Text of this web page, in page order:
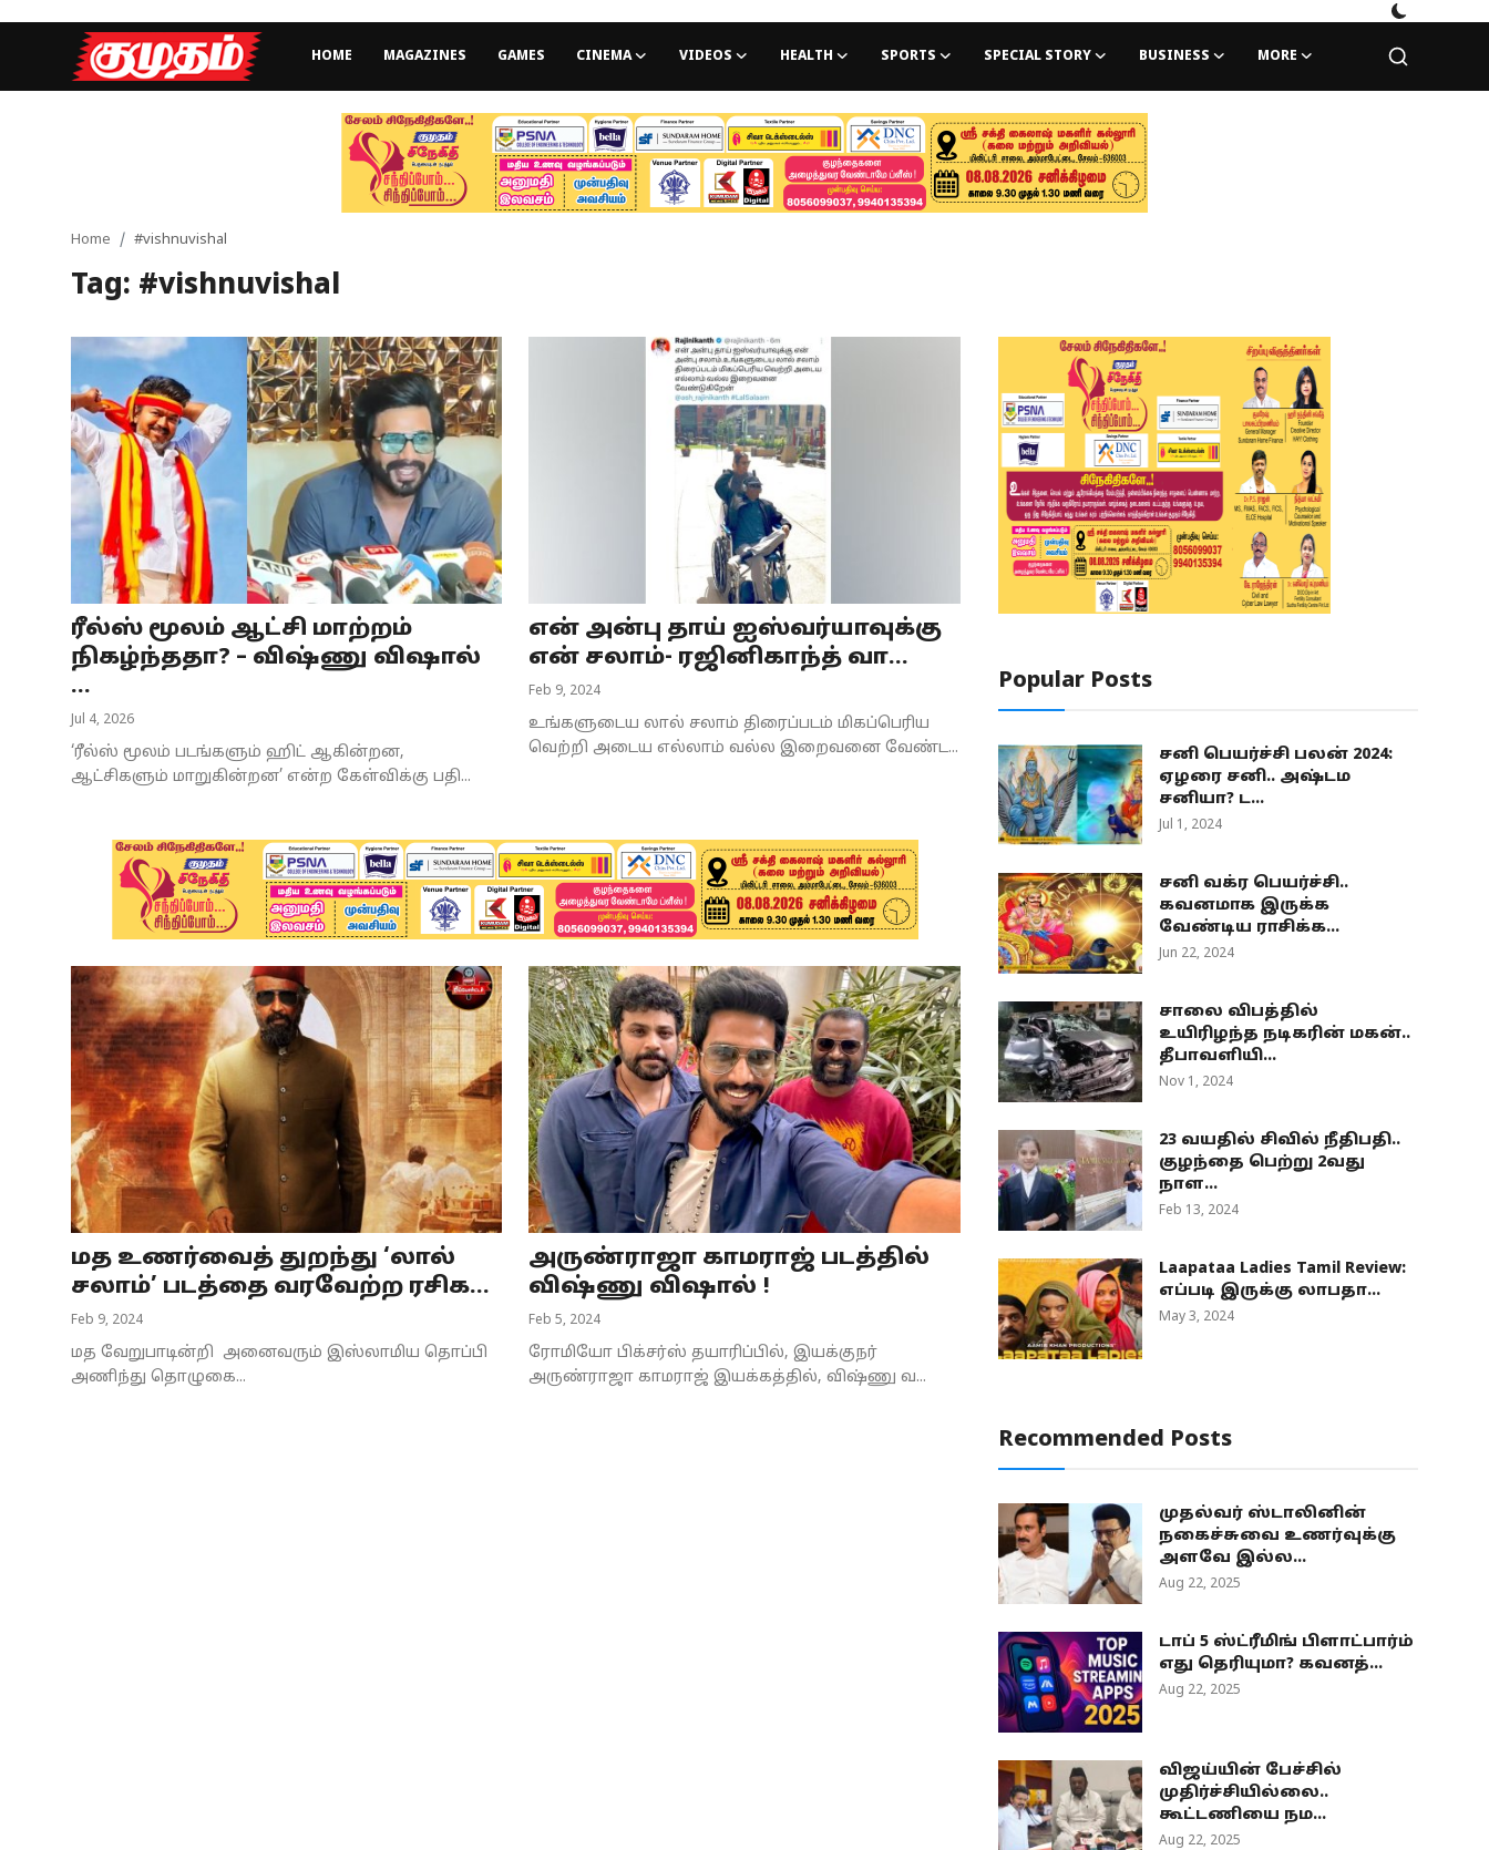
HOME MAGAZINES GAMES CINEMA VIDEOS HEALTH SPORTS SPECIAL STORY BUSINESS MORE
Games
Videos
Health
Special Story
Business
Tamilnadu
National
Astrology
Home #vishnuvishal
Tag: #vishnuvishal
ரீல்ஸ் மூலம் ஆட்சி மாற்றம்
நிகழ்ந்ததா? – விஷ்ணு விஷால்
...
Jul 4, 2026
‘ரீல்ஸ் மூலம் படங்களும் ஹிட் ஆகின்றன,
ஆட்சிகளும் மாறுகின்றன’ என்ற கேள்விக்கு பதி...
என் அன்பு தாய் ஐஸ்வர்யாவுக்கு
என் சலாம்- ரஜினிகாந்த் வா...
Feb 9, 2024
உங்களுடைய லால் சலாம் திரைப்படம் மிகப்பெரிய
வெற்றி அடைய எல்லாம் வல்ல இறைவனை வேண்ட...
மத உணர்வைத் துறந்து ‘லால்
சலாம்’ படத்தை வரவேற்ற ரசிக...
Feb 9, 2024
மத வேறுபாடின்றி அனைவரும் இஸ்லாமிய தொப்பி
அணிந்து தொழுகை...
அருண்ராஜா காமராஜ் படத்தில்
விஷ்ணு விஷால் !
Feb 5, 2024
ரோமியோ பிக்சர்ஸ் தயாரிப்பில், இயக்குநர்
அருண்ராஜா காமராஜ் இயக்கத்தில், விஷ்ணு வ...
Popular Posts
சனி பெயர்ச்சி பலன் 2024:
ஏழரை சனி.. அஷ்டம
சனியா? ட...
Jul 1, 2024
சனி வக்ர பெயர்ச்சி..
கவனமாக இருக்க
வேண்டிய ராசிக்க...
Jun 22, 2024
சாலை விபத்தில்
உயிரிழந்த நடிகரின் மகன்..
தீபாவளியி...
Nov 1, 2024
23 வயதில் சிவில் நீதிபதி..
குழந்தை பெற்று 2வது
நாள...
Feb 13, 2024
Laapataa Ladies Tamil Review:
எப்படி இருக்கு லாபதா...
May 3, 2024
Recommended Posts
முதல்வர் ஸ்டாலினின்
நகைச்சுவை உணர்வுக்கு
அளவே இல்ல...
Aug 22, 2025
டாப் 5 ஸ்ட்ரீமிங் பிளாட்பார்ம்
எது தெரியுமா? கவனத்...
Aug 22, 2025
விஜய்யின் பேச்சில்
முதிர்ச்சியில்லை..
கூட்டணியை நம...
Aug 22, 2025